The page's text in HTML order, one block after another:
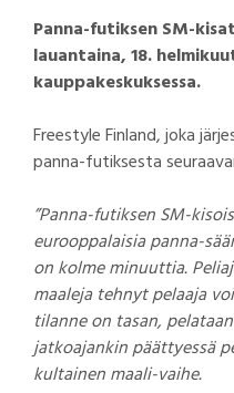
Panna-futiksen SM-
lauantaina, 18.
kauppakeskuksessa.
Freestyle Finland, joka
panna-futiksesta
”Panna-futiksen SM-
eurooppalaisia panna-
on kolme minuuttia.
maaleja tehnyt pelaaja
tilanne on tasan,
jatkoajankin päättyessä
kultainen maali-vaihe.